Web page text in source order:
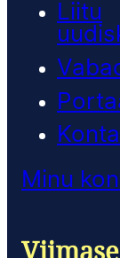
Liitu
Minu